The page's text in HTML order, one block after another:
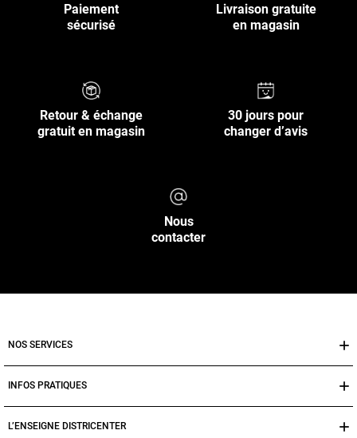
Paiement
sécurisé
Livraison gratuite
en magasin
Retour & échange
gratuit en magasin
30 jours pour
changer d’avis
Nous
contacter
NOS SERVICES
INFOS PRATIQUES
L’ENSEIGNE DISTRICENTER